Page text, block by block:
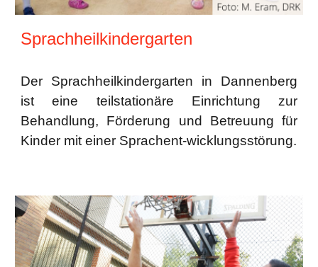
Sprachheilkindergarten
Der Sprachheilkindergarten in Dannenberg
ist eine teilstationäre Einrichtung zur
Behandlung, Förderung und Betreuung für
Kinder mit einer Sprachent-wicklungsstörung.